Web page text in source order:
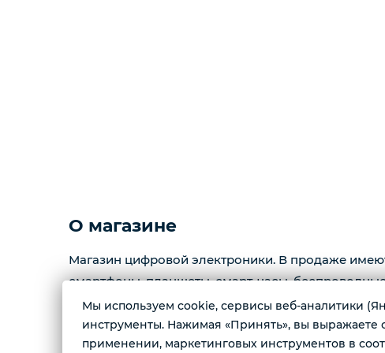
О магазине
Магазин цифровой электроники. В продаже
смартфоны, планшеты, смарт-часы,
приставки, колонки, видеокарты, телевизоры и
Мы используем cookie, сервисы веб-аналитики
инструменты. Нажимая «Принять», вы выражаете
применении, маркетинговых инструментов в